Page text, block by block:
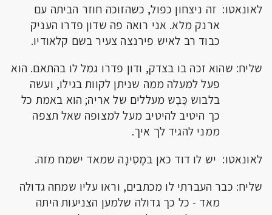
לאונאטו: זה ניצחון כפול, כשהזוכה חוזר הביתה עם
ארנק מלא. אני רואה פה שדון פדרו העניק
כבוד רב לאיש פירנצה צעיר בשם קלאודיו.
שליח: שהוא זכה בו בצדק, ודון פדרו גמל לו בהתאם. הוא
פעל למעלה ממה שניתן לקוות בגילו, ועשה
בלבוש כֶּבֶש מעללים של אריה; הוא באמת כל
כך היטיב להיטיב מעל למצופה שאל תצפה
ממני להגיד לך איך.
לאונאטו: יש לו דוד כאן במֶסִינָה שמאד ישמח מזה.
שליח: כבר העברתי לו מכתבים, וראו עליו שמחה גדולה
מאד - כל כך גדולה שלמען הצניעות היתה